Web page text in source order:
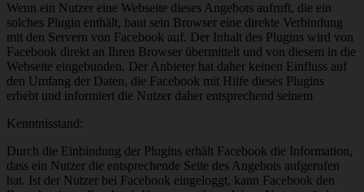
Wenn ein Nutzer eine Webseite dieses Angebots aufruft, die ein
solches Plugin enthält, baut sein Browser eine direkte Verbindung
mit den Servern von Facebook auf. Der Inhalt des Plugins wird von
Facebook direkt an Ihren Browser übermittelt und von diesem in die
Webseite eingebunden. Der Anbieter hat daher keinen Einfluss auf
den Umfang der Daten, die Facebook mit Hilfe dieses Plugins
erhebt und informiert die Nutzer daher entsprechend seinem
Kenntnisstand:
Durch die Einbindung der Plugins erhält Facebook die Information,
dass ein Nutzer die entsprechende Seite des Angebots aufgerufen
hat. Ist der Nutzer bei Facebook eingeloggt, kann Facebook den